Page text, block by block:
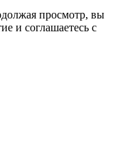
просмотр, вы
и соглашаетесь с